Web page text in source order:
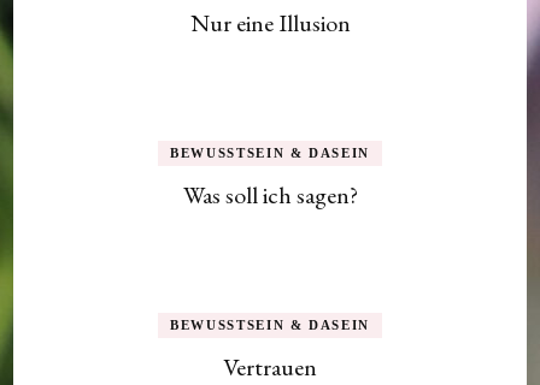
Nur eine Illusion
BEWUSSTSEIN & DASEIN
Was soll ich sagen?
BEWUSSTSEIN & DASEIN
Vertrauen